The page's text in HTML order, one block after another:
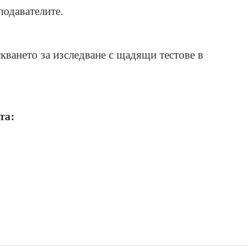
за изследване с щадящи тестове в